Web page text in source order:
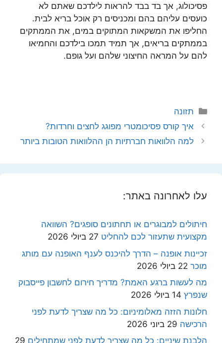
פסיכולוג, אך בד בבד להראות לילדכם שאתם לא
כועסים עליהם בהם ומכניסים רק אוכל בריא לבית.
החליפו את המשקאות המתוקים במים, את הממתקים
בממתקים בריאים, אך תמיד תמכו בילדכם והחמיאו
להם על המראה החיצוני שלהם ועל גופם.
קטגוריות
תזונה
איך קורס פסיכומטרי מפוגג לחצים וחרדות?
למה הלוואות חברתיות הן ההלוואות הטובות ביותר
עלו לאחרונה באתר:
חיתולים למבוגרים או תחתונים סופגים? השוואה
מקצועית שתעזור לכם להחליט 27 ביולי 2026
זכיינות אופנה – הדרך להיכנס לענף האופנה עם מותג
מוכר 22 ביולי 2026
מה לעשות ברגע האמת? מדריך חירום לחשבון פייסבוק
שנפרץ 14 ביולי 2026
חלונות הזזה מאלומיניום: כל מה שצריך לדעת לפני
הרכישה 29 ביוני 2026
הלבנת שיניים: כל מה שצריך לדעת לפני שמתחילים 29